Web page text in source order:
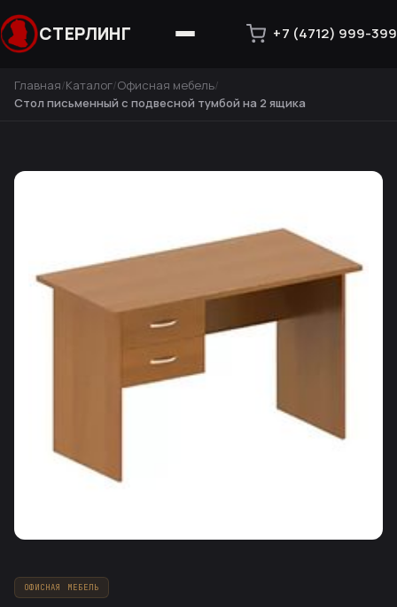
СТЕРЛИНГ +7 (4712) 999-399
Главная Каталог Офисная мебель
Стол письменный с подвесной тумбой на 2 ящика
ОФИСНАЯ МЕБЕЛЬ